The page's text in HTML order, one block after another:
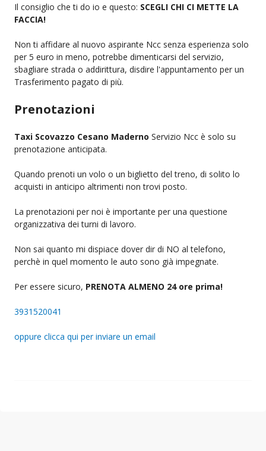
Il consiglio che ti do io e questo: SCEGLI CHI CI METTE LA
FACCIA!
Non ti affidare al nuovo aspirante Ncc senza esperienza solo
per 5 euro in meno, potrebbe dimenticarsi del servizio,
sbagliare strada o addirittura, disdire l'appuntamento per un
Trasferimento pagato di più.
Prenotazioni
Taxi Scovazzo Cesano Maderno Servizio Ncc è solo su
prenotazione anticipata.
Quando prenoti un volo o un biglietto del treno, di solito lo
acquisti in anticipo altrimenti non trovi posto.
La prenotazioni per noi è importante per una questione
organizzativa dei turni di lavoro.
Non sai quanto mi dispiace dover dir di NO al telefono,
perchè in quel momento le auto sono già impegnate.
Per essere sicuro, PRENOTA ALMENO 24 ore prima!
3931520041
oppure clicca qui per inviare un email